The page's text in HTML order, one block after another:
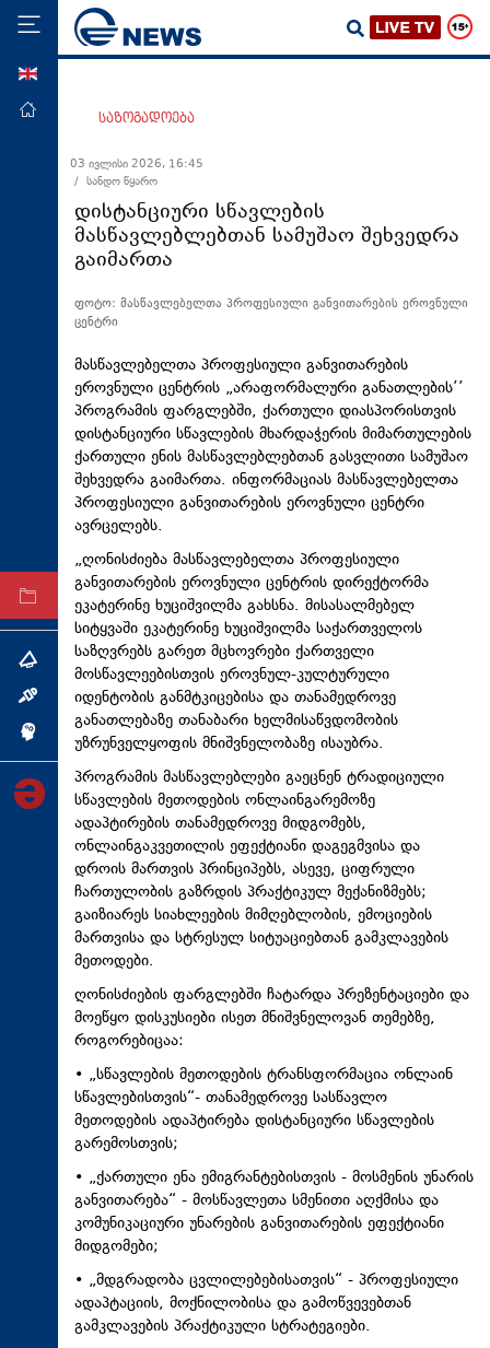
მთავარი
ეკონომიკა
მსოფლიო
ჯანდაცვა
სამართალი
თავდაცვა
კულტურა
სპორტი
ტექნოლოგიები
ინტერვიუ
ინქვიზიცია
საზოგადოება
03 ივლისი 2026, 16:45
/ სანდო წყარო
დისტანციური სწავლების
მასწავლებლებთან სამუშაო შეხვედრა
გაიმართა
ფოტო: მასწავლებელთა პროფესიული განვითარების ეროვნული
ცენტრი
მასწავლებელთა პროფესიული განვითარების
ეროვნული ცენტრის „არაფორმალური განათლების’’
პროგრამის ფარგლებში, ქართული დიასპორისთვის
დისტანციური სწავლების მხარდაჭერის მიმართულების
ქართული ენის მასწავლებლებთან გასვლითი სამუშაო
შეხვედრა გაიმართა. ინფორმაციას მასწავლებელთა
პროფესიული განვითარების ეროვნული ცენტრი
ავრცელებს.
„ღონისძიება მასწავლებელთა პროფესიული
განვითარების ეროვნული ცენტრის დირექტორმა
ეკატერინე ხუციშვილმა გახსნა. მისასალმებელ
სიტყვაში ეკატერინე ხუციშვილმა საქართველოს
საზღვრებს გარეთ მცხოვრები ქართველი
მოსწავლეებისთვის ეროვნულ-კულტურული
იდენტობის განმტკიცებისა და თანამედროვე
განათლებაზე თანაბარი ხელმისაწვდომობის
უზრუნველყოფის მნიშვნელობაზე ისაუბრა.
პროგრამის მასწავლებლები გაეცნენ ტრადიციული
სწავლების მეთოდების ონლაინგარემოზე
ადაპტირების თანამედროვე მიდგომებს,
ონლაინგაკვეთილის ეფექტიანი დაგეგმვისა და
დროის მართვის პრინციპებს, ასევე, ციფრული
ჩართულობის გაზრდის პრაქტიკულ მექანიზმებს;
გაიზიარეს სიახლეების მიმღებლობის, ემოციების
მართვისა და სტრესულ სიტუაციებთან გამკლავების
მეთოდები.
ღონისძიების ფარგლებში ჩატარდა პრეზენტაციები და
მოეწყო დისკუსიები ისეთ მნიშვნელოვან თემებზე,
როგორებიცაა:
• „სწავლების მეთოდების ტრანსფორმაცია ონლაინ
სწავლებისთვის“- თანამედროვე სასწავლო
მეთოდების ადაპტირება დისტანციური სწავლების
გარემოსთვის;
• „ქართული ენა ემიგრანტებისთვის - მოსმენის უნარის
განვითარება“ - მოსწავლეთა სმენითი აღქმისა და
კომუნიკაციური უნარების განვითარების ეფექტიანი
მიდგომები;
• „მდგრადობა ცვლილებებისათვის“ - პროფესიული
ადაპტაციის, მოქნილობისა და გამოწვევებთან
გამკლავების პრაქტიკული სტრატეგიები.